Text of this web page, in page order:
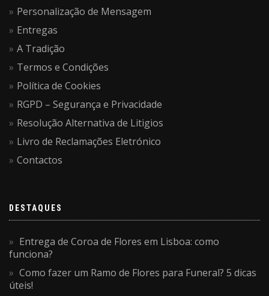
Personalização de Mensagem
Entregas
A Tradição
Termos e Condições
Política de Cookies
RGPD – Segurança e Privacidade
Resolução Alternativa de Litigios
Livro de Reclamações Eletrónico
Contactos
DESTAQUES
Entrega de Coroa de Flores em Lisboa: como
funciona?
Como fazer um Ramo de Flores para Funeral? 5 dicas
úteis!